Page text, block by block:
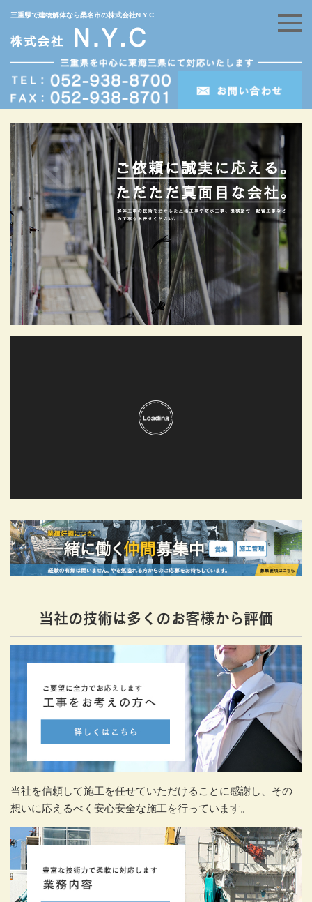
三重県で建物解体なら桑名市の株式会社N.Y.C
当社の技術は多くのお客様から評価
当社を信頼して施工を任せていただけることに感謝し、その
想いに応えるべく安心安全な施工を行っています。